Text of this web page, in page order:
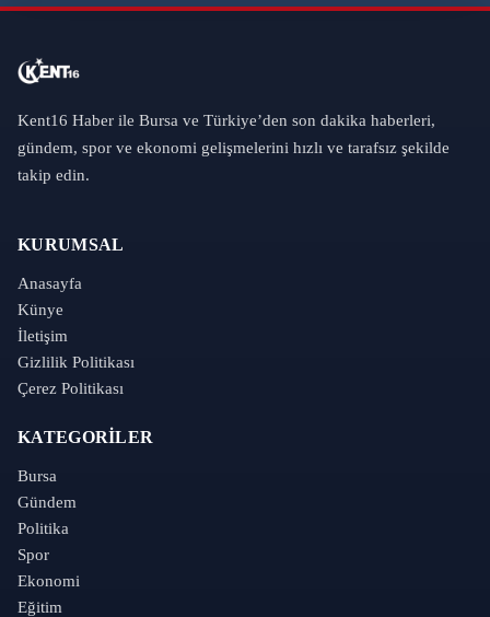
Kent16 Haber ile Bursa ve Türkiye’den son dakika haberleri,
gündem, spor ve ekonomi gelişmelerini hızlı ve tarafsız şekilde
takip edin.
KURUMSAL
Anasayfa
Künye
İletişim
Gizlilik Politikası
Çerez Politikası
KATEGORILER
Bursa
Gündem
Politika
Spor
Ekonomi
Eğitim